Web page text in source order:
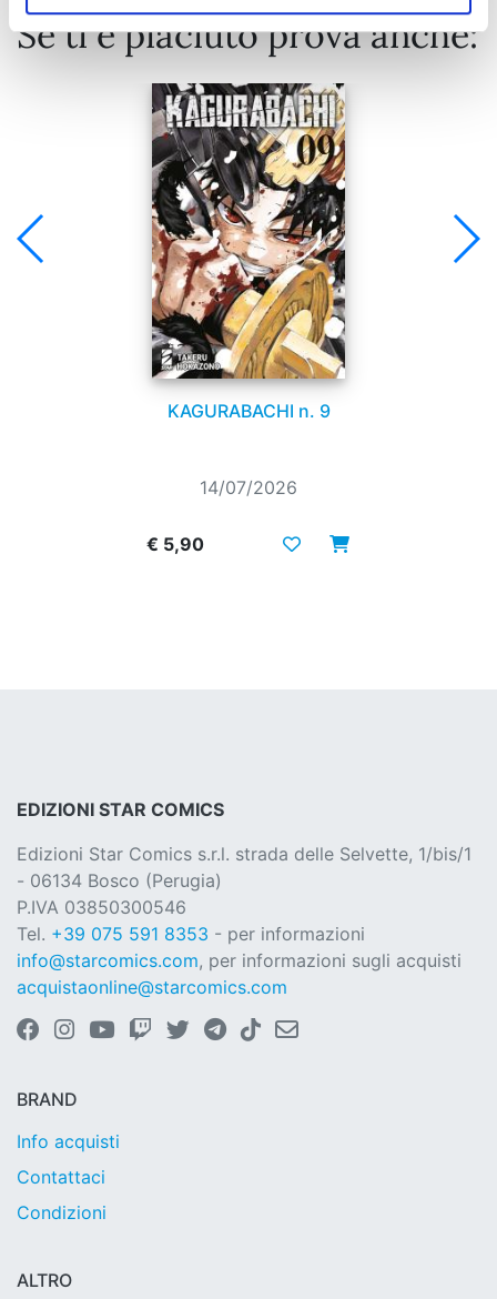
Se ti è piaciuto prova anche:
KAGURABACHI n. 9
14/07/2026
€ 5,90
EDIZIONI STAR COMICS
Edizioni Star Comics s.r.l. strada delle Selvette, 1/bis/1
- 06134 Bosco (Perugia)
P.IVA 03850300546
Tel. +39 075 591 8353 - per informazioni
info@starcomics.com, per informazioni sugli acquisti
acquistaonline@starcomics.com
BRAND
Info acquisti
Contattaci
Condizioni
ALTRO